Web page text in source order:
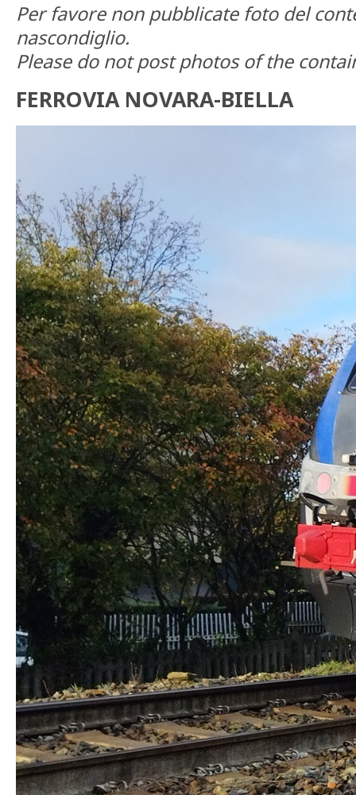
Per favore non pubblicate foto del
nascondiglio.
Please do not post photos of the
FERROVIA NOVARA-BIELLA